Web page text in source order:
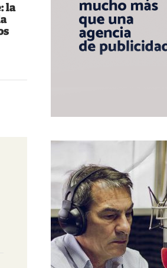
la